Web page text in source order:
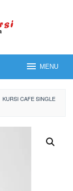
MENU
KURSI CAFE SINGLE